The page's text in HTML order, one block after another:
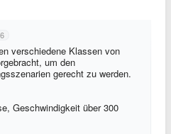
verschiedene Klassen von
um den
gerecht zu werden.
Geschwindigkeit über 300